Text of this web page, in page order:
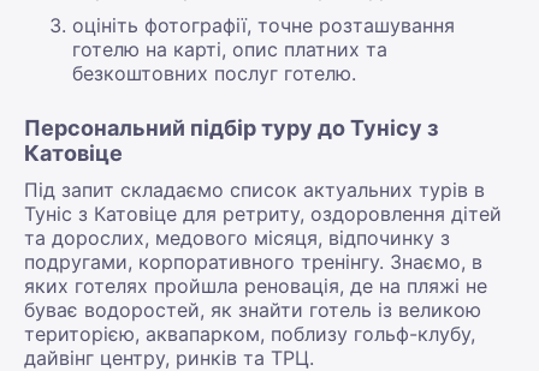
оцініть фотографії, точне розташування
готелю на карті, опис платних та
безкоштовних послуг готелю.
Персональний підбір туру до Тунісу з
Катовіце
Під запит складаємо список актуальних турів в
Туніс з Катовіце для ретриту, оздоровлення дітей
та дорослих, медового місяця, відпочинку з
подругами, корпоративного тренінгу. Знаємо, в
яких готелях пройшла реновація, де на пляжі не
буває водоростей, як знайти готель із великою
територією, аквапарком, поблизу гольф-клубу,
дайвінг центру, ринків та ТРЦ.